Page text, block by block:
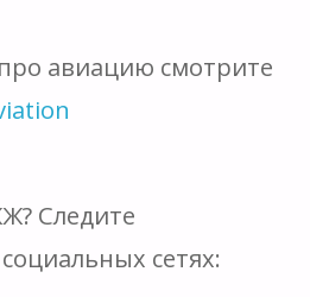
авиацию смотрите
Следите
сетях: